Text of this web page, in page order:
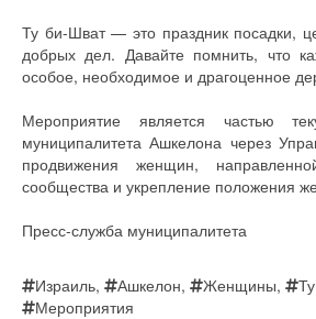
Ту би-Шват — это праздник посадки,
добрых дел. Давайте помнить, что
особое, необходимое и драгоценное
Мероприятие является частью
муниципалитета Ашкелона через
продвижения женщин,
сообщества и укрепление положения
Пресс-служба муниципалитета
Израиль, Ашкелон, Женщины,
Мероприятия